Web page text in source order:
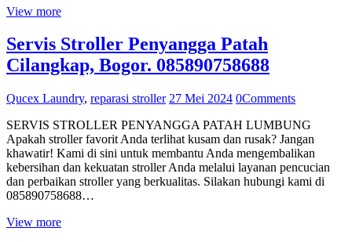
View more
Servis Stroller Penyangga Patah
Cilangkap, Bogor. 085890758688
Qucex Laundry, reparasi stroller 27 Mei 2024 0Comments
SERVIS STROLLER PENYANGGA PATAH LUMBUNG
Apakah stroller favorit Anda terlihat kusam dan rusak? Jangan
khawatir! Kami di sini untuk membantu Anda mengembalikan
kebersihan dan kekuatan stroller Anda melalui layanan pencucian
dan perbaikan stroller yang berkualitas. Silakan hubungi kami di
085890758688…
View more